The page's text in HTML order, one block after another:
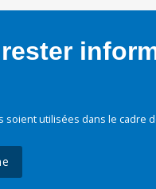
utilisées dans le cadre